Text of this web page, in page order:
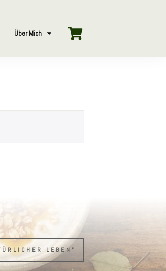
Über Mich
LEBEN"